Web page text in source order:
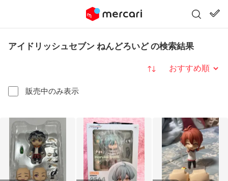
アイドリッシュセブン ねんどろいど の検索結果
販売中のみ表示
並び替え